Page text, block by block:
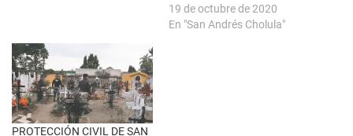
t
a
n
a
n
u
e
19 de octubre de 2020
En "San Andrés Cholula"
PROTECCIÓN CIVIL DE SAN